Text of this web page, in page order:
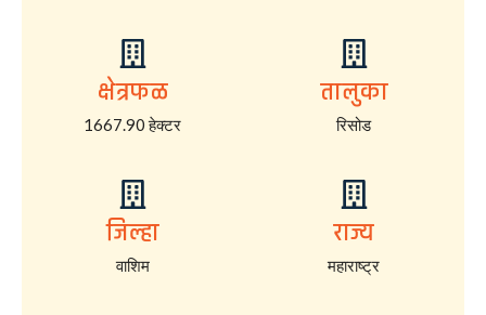
क्षेत्रफळ
1667.90 हेक्टर
तालुका
रिसोड
जिल्हा
वाशिम
राज्य
महाराष्ट्र